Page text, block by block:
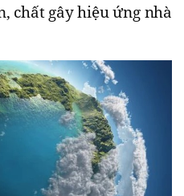
chất gây hiệu ứng nhà